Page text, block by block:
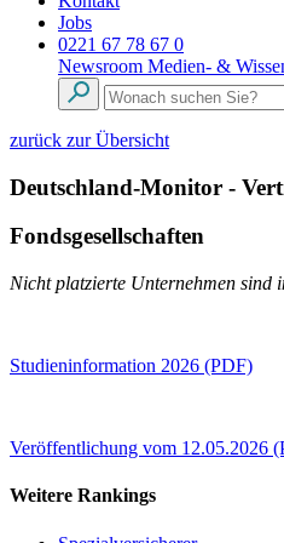
Jobs
0221 67 78 67 0
Newsroom Medien- &
zurück zur Übersicht
Deutschland-Monitor -
Fondsgesellschaften
Nicht platzierte Unternehmen sind
Studieninformation 2026 (PDF)
Veröffentlichung vom 12.05.2026
Weitere Rankings